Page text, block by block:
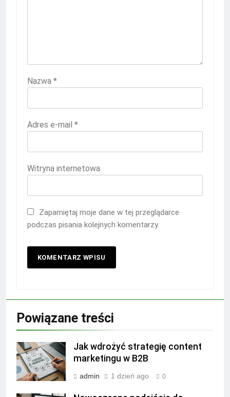
Nazwa *
Adres e-mail *
Witryna internetowa
Zapamiętaj moje dane w tej przeglądarce
podczas pisania kolejnych komentarzy.
Powiązane treści
Jak wdrożyć strategię content
marketingu w B2B
admin 1 dzień ago 0